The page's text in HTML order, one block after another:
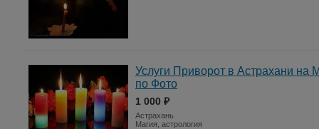
Услуги Приворот в Астрахани
по Фото
1 000 ₽
Астрахань
Магия, астрология